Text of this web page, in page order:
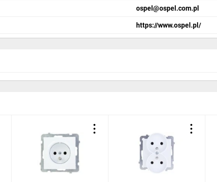
ospel@ospel.com.pl
https://www.ospel.pl/